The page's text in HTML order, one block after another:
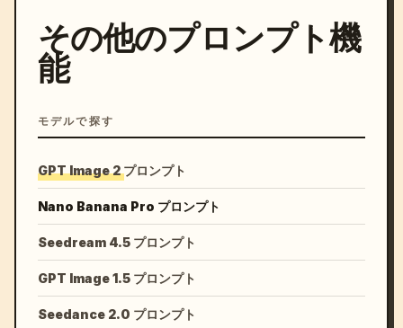
その他のプロンプト機
能
モデルで探す
GPT Image 2 プロンプト
Nano Banana Pro プロンプト
Seedream 4.5 プロンプト
GPT Image 1.5 プロンプト
Seedance 2.0 プロンプト